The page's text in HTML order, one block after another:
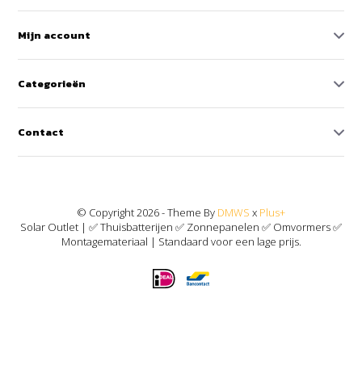
Mijn account
Categorieën
Contact
© Copyright 2026 - Theme By DMWS x Plus+
Solar Outlet | ✅ Thuisbatterijen ✅ Zonnepanelen ✅ Omvormers ✅
Montagemateriaal | Standaard voor een lage prijs.